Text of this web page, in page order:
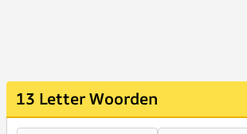
13 Letter Woorden